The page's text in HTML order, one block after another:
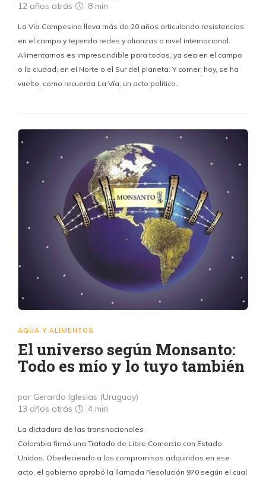
12 años atrás
8 min
La Vía Campesina lleva más de 20 años articulando resistencias
en el campo y tejiendo redes y alianzas a nivel internacional.
Alimentarnos es imprescindible para todos, ya sea en el campo
o la ciudad, en el Norte o el Sur del planeta. Y comer, hoy, se ha
vuelto, como recuerda La Vía, un acto político.
AGUA Y ALIMENTOS
El universo según Monsanto:
Todo es mío y lo tuyo también
por Gerardo Iglesias (Uruguay)
13 años atrás
4 min
La dictadura de las transnacionales
Colombia firmó una Tratado de Libre Comercio con Estado
Unidos. Obedeciendo a los compromisos adquiridos en ese
acto, el gobierno aprobó la llamada Resolución 970 según el cual